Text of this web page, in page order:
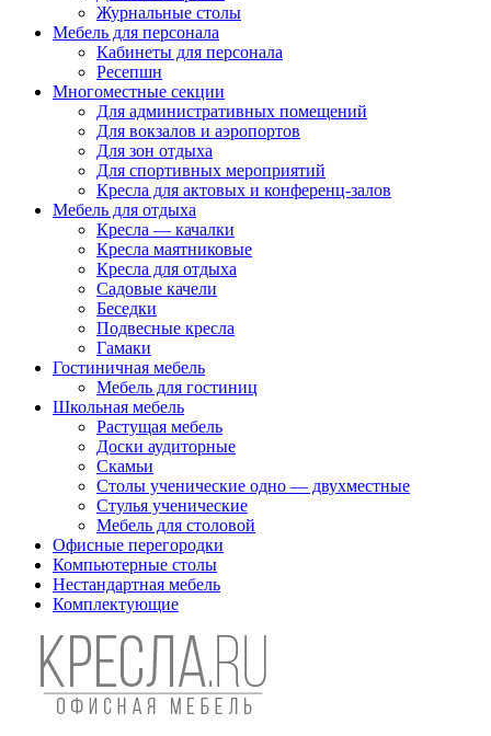
Журнальные столы
Мебель для персонала
Кабинеты для персонала
Ресепшн
Многоместные секции
Для административных помещений
Для вокзалов и аэропортов
Для зон отдыха
Для спортивных мероприятий
Кресла для актовых и конференц-залов
Мебель для отдыха
Кресла — качалки
Кресла маятниковые
Кресла для отдыха
Садовые качели
Беседки
Подвесные кресла
Гамаки
Гостиничная мебель
Мебель для гостиниц
Школьная мебель
Растущая мебель
Доски аудиторные
Скамьи
Столы ученические одно — двухместные
Стулья ученические
Мебель для столовой
Офисные перегородки
Компьютерные столы
Нестандартная мебель
Комплектующие